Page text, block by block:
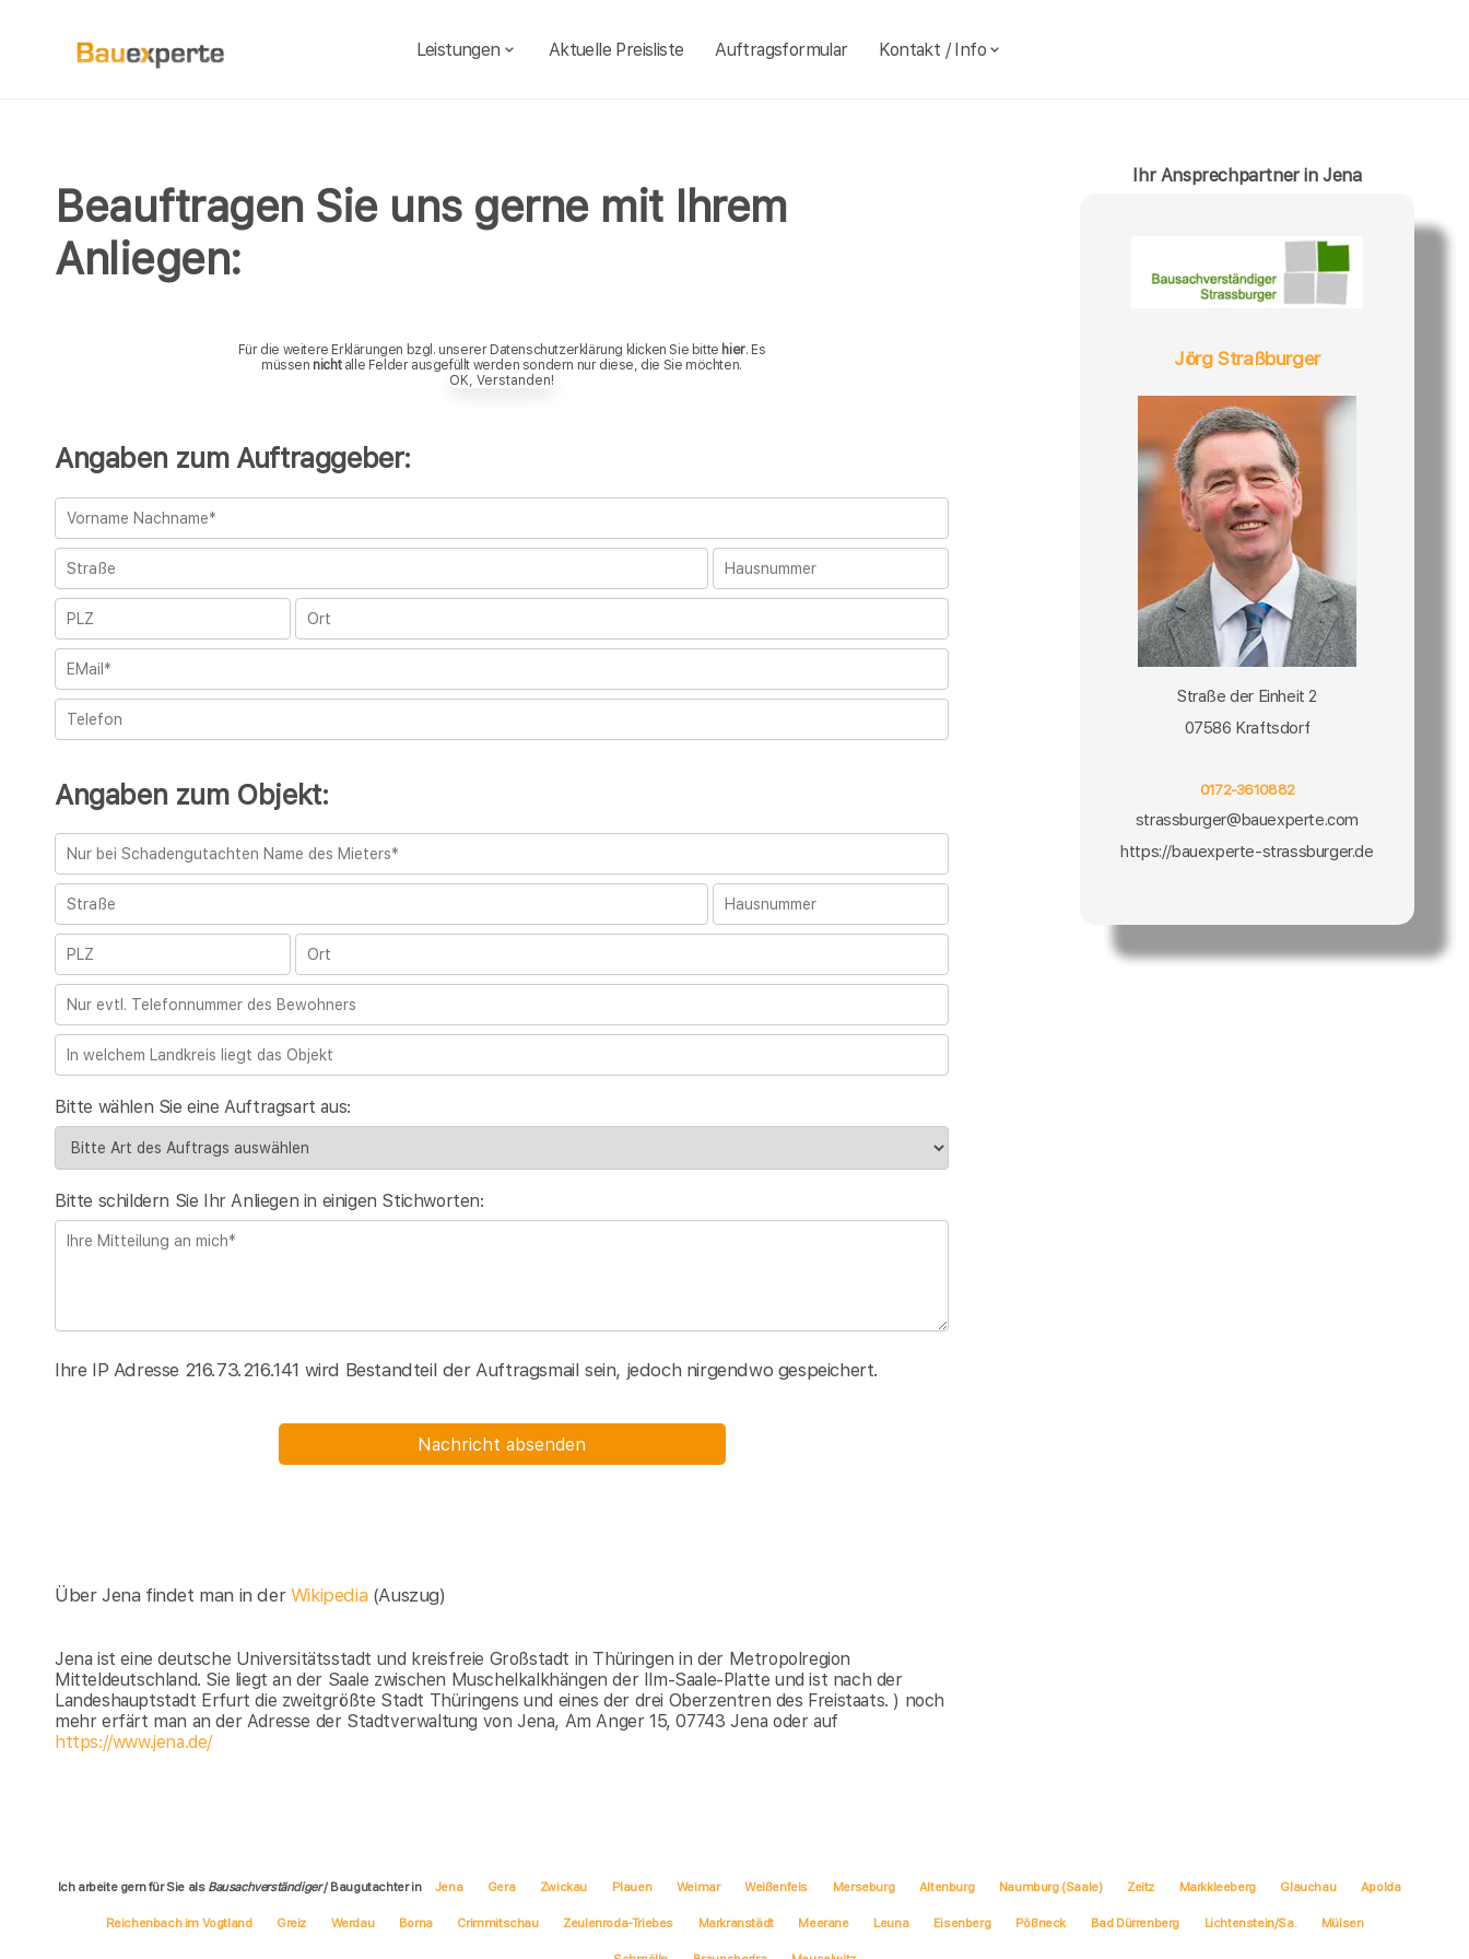
Leistungen Aktuelle Preisliste Auftragsformular Kontakt / Info
Beauftragen Sie uns gerne mit Ihrem
Anliegen:
Für die weitere Erklärungen bzgl. unserer Datenschutzerklärung klicken Sie bitte hier. Es
müssen nichtalle Felder ausgefüllt werden sondern nur diese, die Sie möchten.
OK, Verstanden!
Angaben zum Auftraggeber:
Angaben zum Objekt:
Bitte wählen Sie eine Auftragsart aus:
Bitte schildern Sie Ihr Anliegen in einigen Stichworten:
Ihre IP Adresse 216.73.216.141 wird Bestandteil der Auftragsmail sein, jedoch nirgendwo gespeichert.
Nachricht absenden
Über Jena findet man in der Wikipedia (Auszug)
Jena ist eine deutsche Universitätsstadt und kreisfreie Großstadt in Thüringen in der Metropolregion
Mitteldeutschland. Sie liegt an der Saale zwischen Muschelkalkhängen der Ilm-Saale-Platte und ist nach der
Landeshauptstadt Erfurt die zweitgrößte Stadt Thüringens und eines der drei Oberzentren des Freistaats. ) noch
mehr erfärt man an der Adresse der Stadtverwaltung von Jena, Am Anger 15, 07743 Jena oder auf
https://www.jena.de/
Ihr Ansprechpartner in Jena
Jörg Straßburger
Straße der Einheit 2
07586 Kraftsdorf
0172-3610882
strassburger@bauexperte.com
https://bauexperte-strassburger.de
Ich arbeite gern für Sie als Bausachverständiger/ Baugutachter in Jena Gera Zwickau Plauen Weimar Weißenfels Merseburg Altenburg Naumburg (Saale) Zeitz Markkleeberg Glauchau Apolda
Reichenbach im Vogtland Greiz Werdau Borna Crimmitschau Zeulenroda-Triebes Markranstädt Meerane Leuna Eisenberg Pößneck Bad Dürrenberg Lichtenstein/Sa. Mülsen